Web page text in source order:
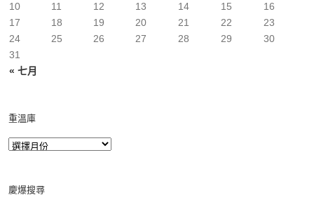
« 七月
10
11 12 13 14 15
16
17
18 19 20 21 22
23
24
25 26 27 28 29
30
31
重溫庫
慶爆搜尋